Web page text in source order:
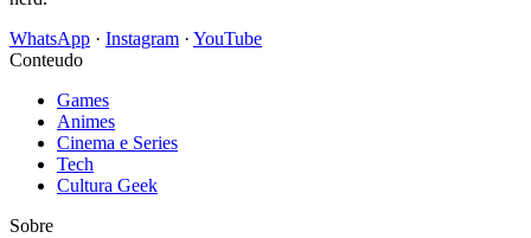
WhatsApp · Instagram · YouTube
Conteudo
Games
Animes
Cinema e Series
Tech
Cultura Geek
Sobre